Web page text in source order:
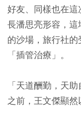
好友、同樣也在
長潘思亮形容，
的沙場，旅行社
「插管治療」。
「天道酬勤，天
之前，王文傑顯然